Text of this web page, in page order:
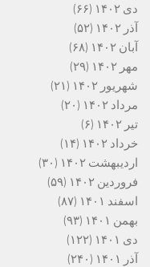
دی ۱۴۰۲
(۶۶)
آذر ۱۴۰۲
(۵۲)
آبان ۱۴۰۲
(۶۸)
مهر ۱۴۰۲
(۲۹)
شهریور ۱۴۰۲
(۲۱)
مرداد ۱۴۰۲
(۲۰)
تیر ۱۴۰۲
(۶)
خرداد ۱۴۰۲
(۱۴)
اردیبهشت ۱۴۰۲
(۳۰)
فروردین ۱۴۰۲
(۵۹)
اسفند ۱۴۰۱
(۸۷)
بهمن ۱۴۰۱
(۹۳)
دی ۱۴۰۱
(۱۲۲)
آذر ۱۴۰۱
(۲۴۰)